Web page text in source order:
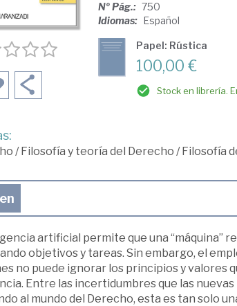
Nº Pág.: 750
Idiomas: Español
Papel: Rústica
100,00 €
Stock en librería.
/Filosofía y teoría del Derecho /Filosofía
artificial permite que una “máquina”
objetivos y tareas. Sin embargo, el
no puede ignorar los principios y
Entre las incertidumbres que las
al mundo del Derecho, esta es tan solo